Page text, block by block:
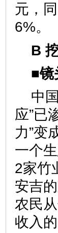
元，
6%
B
■
中
应”已
力”变
一个
2家竹
安吉
农民
收入